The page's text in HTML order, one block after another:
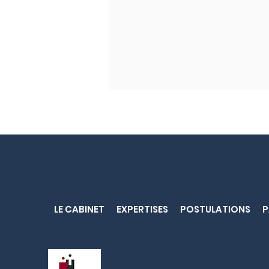
Cour de cassation
LE CABINET EXPERTISES POSTULATIONS